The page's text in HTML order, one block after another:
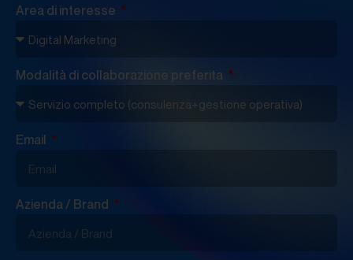
Area di interesse
Modalità di collaborazione preferita
Email
Azienda / Brand